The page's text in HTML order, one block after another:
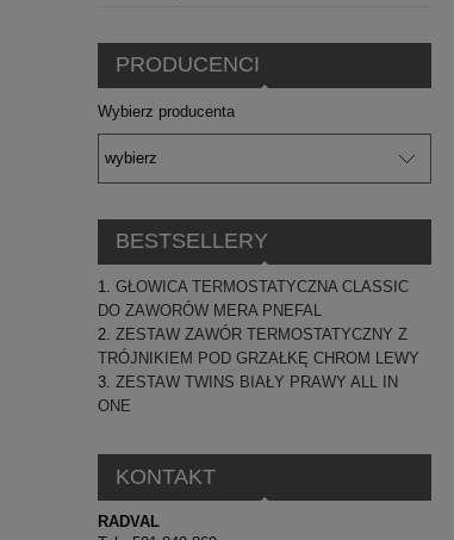
PRODUCENCI
Wybierz producenta
BESTSELLERY
GŁOWICA TERMOSTATYCZNA CLASSIC
DO ZAWORÓW MERA PNEFAL
ZESTAW ZAWÓR TERMOSTATYCZNY Z
TRÓJNIKIEM POD GRZAŁKĘ CHROM LEWY
ZESTAW TWINS BIAŁY PRAWY ALL IN
ONE
KONTAKT
RADVAL